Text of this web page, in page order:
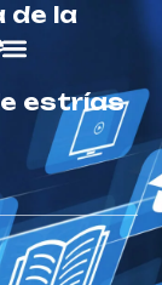
de la
estrías